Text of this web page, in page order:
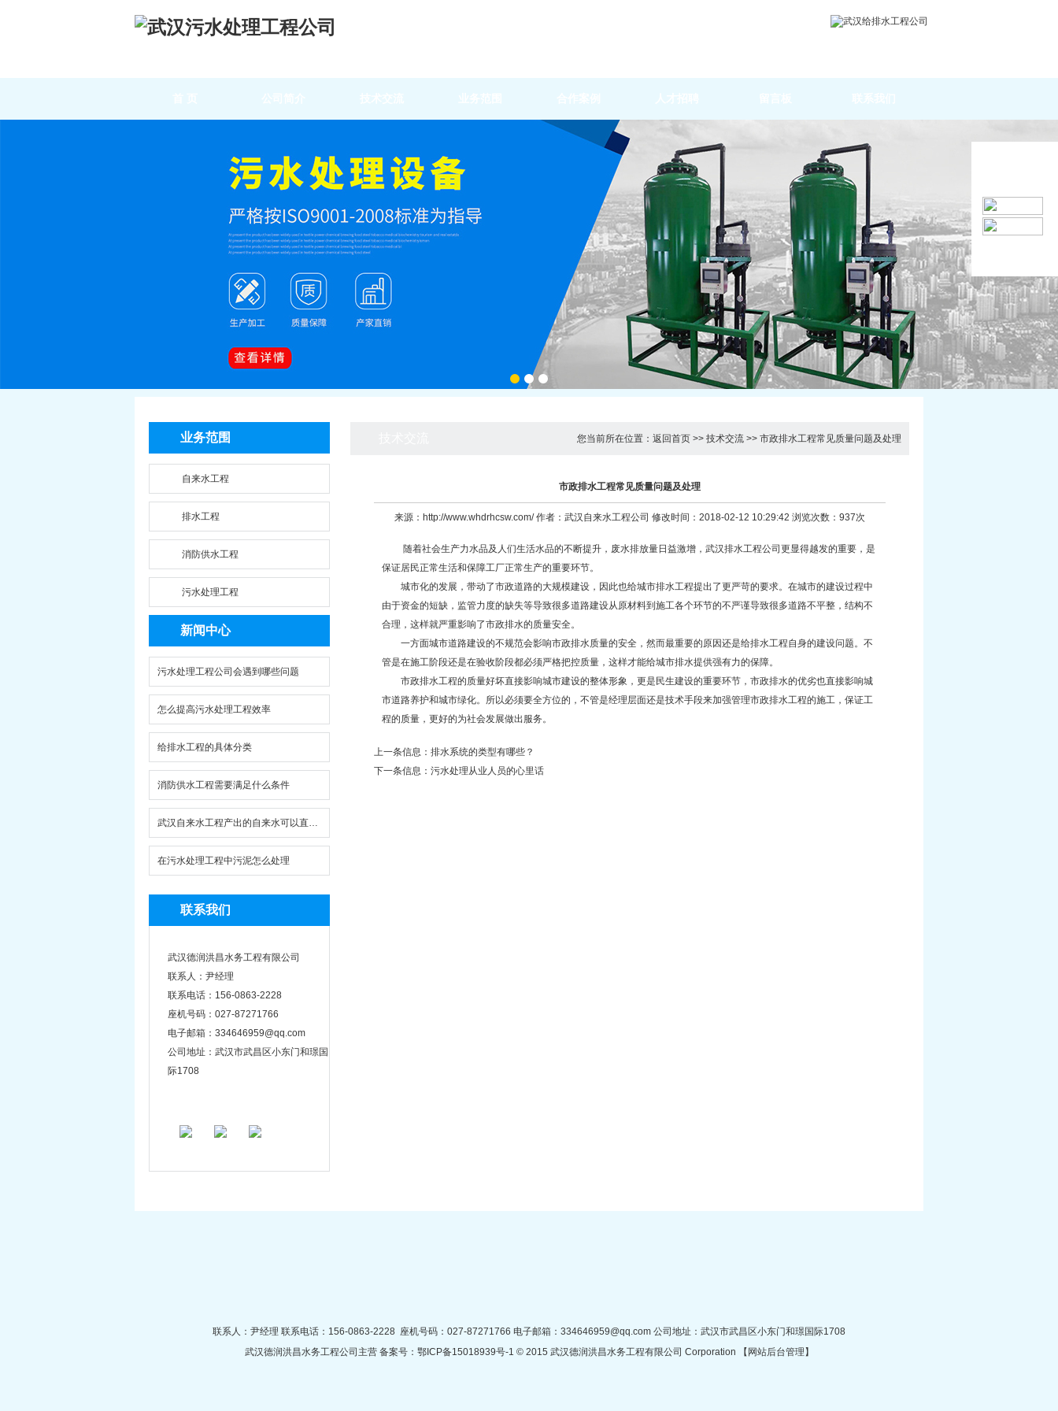
业务范围
自来水工程
排水工程
消防供水工程
污水处理工程
新闻中心
污水处理工程公司会遇到哪些问题
怎么提高污水处理工程效率
给排水工程的具体分类
消防供水工程需要满足什么条件
武汉自来水工程产出的自来水可以直…
在污水处理工程中污泥怎么处理
联系我们
武汉德润洪昌水务工程有限公司
联系人：尹经理
联系电话：156-0863-2228
座机号码：027-87271766
电子邮箱：334646959@qq.com
公司地址：武汉市武昌区小东门和璟国
际1708
您当前所在位置： 返回首页 >> 技术交流 >> 市政排水工程常见质量问题及处理
市政排水工程常见质量问题及处理
来源：http://www.whdrhcsw.com/ 作者： 武汉自来水工程公司 修改时间：2018-02-12 10:29:42 浏览次数：937次
随着社会生产力水品及人们生活水品的不断提升，废水排放量日益激增， 武汉排水工程公司 更显得越发的重要，是
保证居民正常生活和保障工厂正常生产的重要环节。
城市化的发展，带动了市政道路的大规模建设，因此也给城市排水工程提出了更严苛的要求。在城市的建设过程中
由于资金的短缺，监管力度的缺失等导致很多道路建设从原材料到施工各个环节的不严谨导致很多道路不平整，结构不
合理，这样就严重影响了市政排水的质量安全。
一方面城市道路建设的不规范会影响市政排水质量的安全，然而最重要的原因还是给排水工程自身的建设问题。不
管是在施工阶段还是在验收阶段都必须严格把控质量，这样才能给城市排水提供强有力的保障。
市政排水工程的质量好坏直接影响城市建设的整体形象，更是民生建设的重要环节，市政排水的优劣也直接影响城
市道路养护和城市绿化。所以必须要全方位的，不管是经理层面还是技术手段来加强管理市政排水工程的施工，保证工
程的质量，更好的为社会发展做出服务。
上一条信息： 排水系统的类型有哪些？
下一条信息： 污水处理从业人员的心里话
联系人：尹经理 联系电话：156-0863-2228 座机号码：027-87271766 电子邮箱：334646959@qq.com 公司地址：武汉市武昌区小东门和璟国际1708
武汉德润洪昌水务工程公司主营备案号： 鄂ICP备15018939号-1 ©2015 武汉德润洪昌水务工程有限公司 Corporation 【 网站后台管理 】